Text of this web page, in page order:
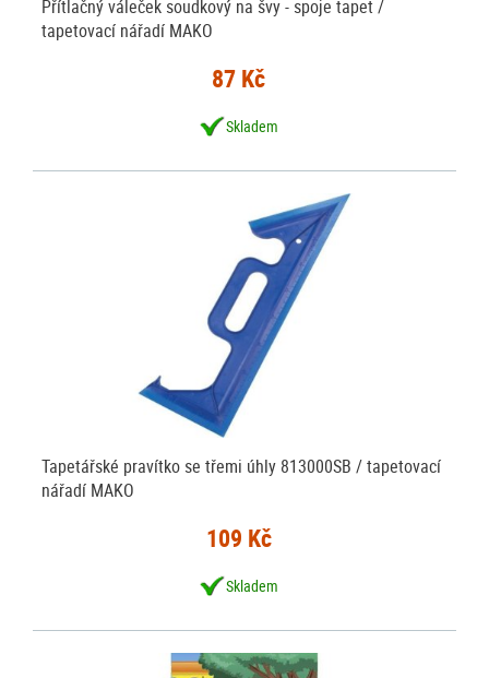
Přítlačný váleček soudkový na švy - spoje tapet /
tapetovací nářadí MAKO
87 Kč
Skladem
Tapetářské pravítko se třemi úhly 813000SB / tapetovací
nářadí MAKO
109 Kč
Skladem